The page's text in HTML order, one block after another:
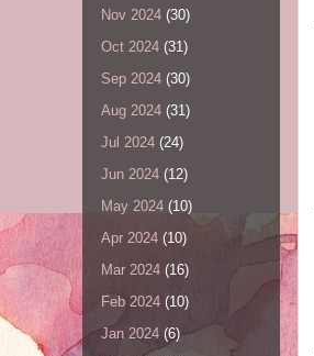
Nov 2024 (30)
Oct 2024 (31)
Sep 2024 (30)
Aug 2024 (31)
Jul 2024 (24)
Jun 2024 (12)
May 2024 (10)
Apr 2024 (10)
Mar 2024 (16)
Feb 2024 (10)
Jan 2024 (6)